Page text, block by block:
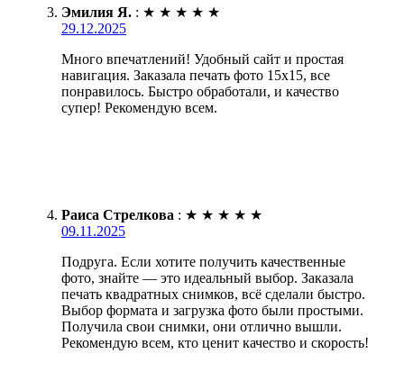
Эмилия Я. : ★ ★ ★ ★ ★
29.12.2025
Много впечатлений! Удобный сайт и простая
навигация. Заказала печать фото 15х15, все
понравилось. Быстро обработали, и качество
супер! Рекомендую всем.
Раиса Стрелкова : ★ ★ ★ ★ ★
09.11.2025
Подруга. Если хотите получить качественные
фото, знайте — это идеальный выбор. Заказала
печать квадратных снимков, всё сделали быстро.
Выбор формата и загрузка фото были простыми.
Получила свои снимки, они отлично вышли.
Рекомендую всем, кто ценит качество и скорость!